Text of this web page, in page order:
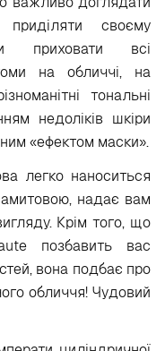
своєму
приховати всі
на обличчі, на
тональні
недоліків шкіри
«ефектом маски».
легко наноситься
надає вам
Крім того, що
позбавить вас
вона подбає про
обличчя! Чудовий